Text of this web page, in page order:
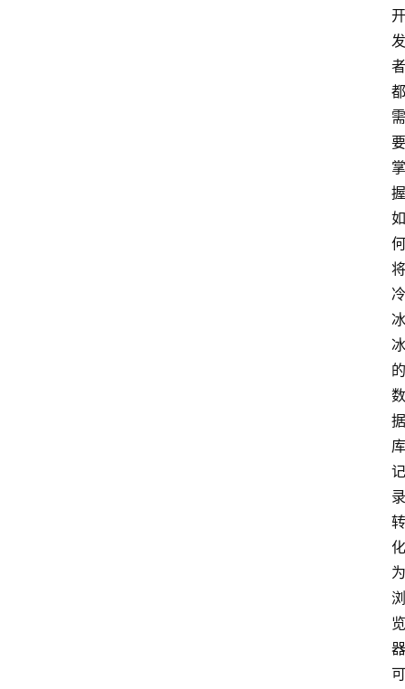
开
发
者
都
需
要
掌
握
如
何
将
冷
冰
冰
的
数
据
库
记
录
转
化
为
浏
览
器
可